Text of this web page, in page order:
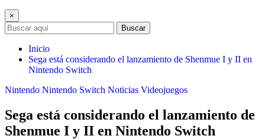
×
Buscar
Inicio
Sega está considerando el lanzamiento de Shenmue I y II en
Nintendo Switch
Nintendo Nintendo Switch Noticias Videojuegos
Sega está considerando el lanzamiento de
Shenmue I y II en Nintendo Switch